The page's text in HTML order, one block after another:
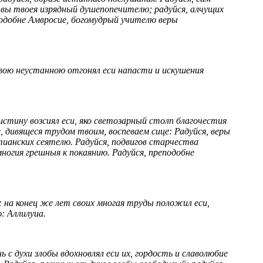
твоея изрядный душепопечителю; радуйся, алчущих
Амвросие, богомудрый учителю веры
неустанною отгонял еси напасти и искушения
возсиял еси, яко светозарный столп благочестия
дивящеся трудом твоим, воспеваем сице: Радуйся, веры
сеятелю. Радуйся, подвигов старчества
грешныя к покаянию. Радуйся, преподобне
конец же лет своих многая труды положил еси,
Аллилуиа.
злобы вдохновлял еси их, гордость и славолюбие